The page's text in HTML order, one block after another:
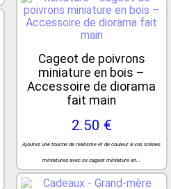
Cageot de poivrons
miniature en bois –
Accessoire de diorama
fait main
2.50 €
Ajoutez une touche de réalisme et de couleur à vos scènes
miniatures avec ce cageot miniature en...